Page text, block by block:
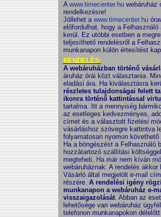
A www.timecenter.huwebáruház
rendelkezésre!
Jóllehet a www.timecenter.hu
előfordulhat, hogy a
kerül. Ez utóbbi esetben a
teljesíthető rendelésről a
munkanapon külön értesítést
RENDELÉS:
A webáruházban történő
áruház órái közt választania.
eladási ára. Ha kiválasztásra
részletes tulajdonságai felett
ikonra történő kattintással
tartalma. Itt a mennyiség
az esetleges kedvezményes,
címet és a választott fizetési
vásárláshoz szövegre kattintva
folyamatosan nyomon
Ha a böngészést a Felhasználó
hozzátartozó szállítási
megteheti. Ha már nem kíván
webáruháznak. A rendelés
Vásárló által megjelölt e-mail
részére. A rendelési igény
munkanapon a webáruház e-
visszaigazolását. Abban az
lehetősége van webáruház
telefonon munkanapokon